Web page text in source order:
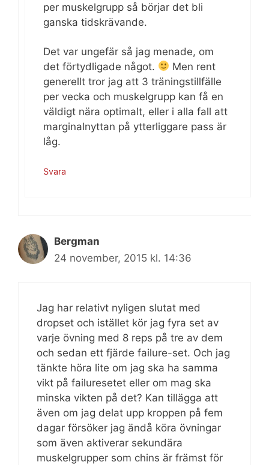
per muskelgrupp så börjar det bli
ganska tidskrävande.
Det var ungefär så jag menade, om
det förtydligade något.
Men rent
generellt tror jag att 3 träningstillfälle
per vecka och muskelgrupp kan få en
väldigt nära optimalt, eller i alla fall att
marginalnyttan på ytterliggare pass är
låg.
Svara
Bergman
24 november, 2015 kl. 14:36
Jag har relativt nyligen slutat med
dropset och istället kör jag fyra set av
varje övning med 8 reps på tre av dem
och sedan ett fjärde failure-set. Och jag
tänkte höra lite om jag ska ha samma
vikt på failuresetet eller om mag ska
minska vikten på det? Kan tillägga att
även om jag delat upp kroppen på fem
dagar försöker jag ändå köra övningar
som även aktiverar sekundära
muskelgrupper som chins är främst för